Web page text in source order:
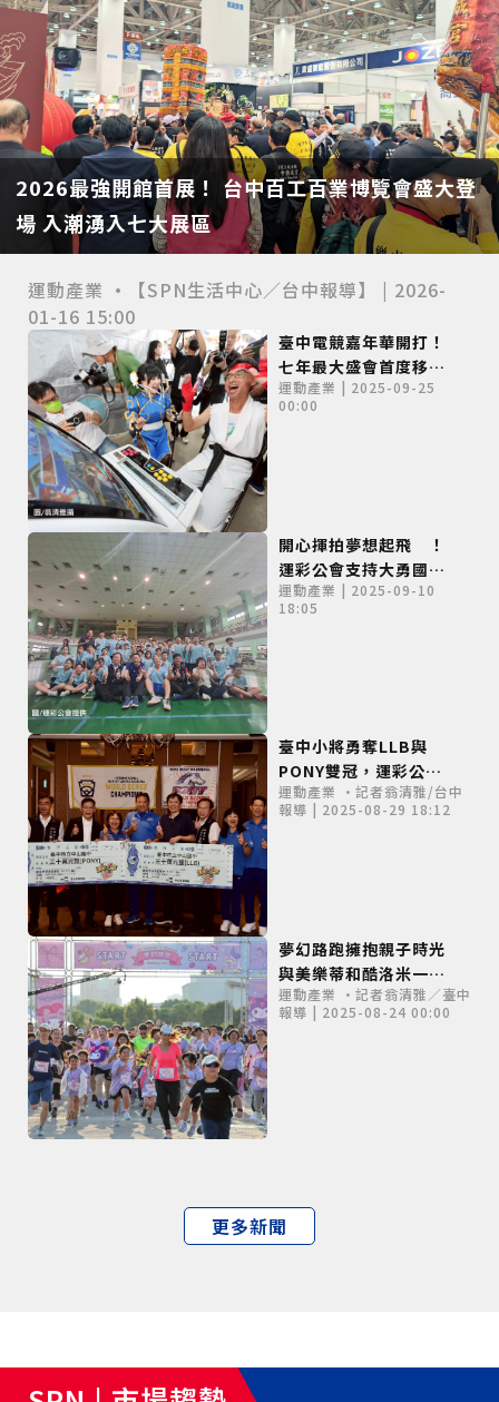
更多新聞
2026最強開館首展！ 台中百工百業博覽會盛大登
場 入潮湧入七大展區
運動產業 •【SPN生活中心／台中報導】 | 2026-
01-16 15:00
臺中電競嘉年華開打！
七年最大盛會首度移師
臺中車站 閃電狼、苔
苔熱力開戰
運動產業 | 2025-09-25
00:00
開心揮拍夢想起飛 ！
運彩公會支持大勇國小
羽球隊
運動產業 | 2025-09-10
18:05
臺中小將勇奪LLB與
PONY雙冠，運彩公會
慷慨頒發60萬獎金！
運動產業 •記者翁清雅/台中
報導 | 2025-08-29 18:12
夢幻路跑擁抱親子時光
與美樂蒂和酷洛米一同
奔向幸福！」
運動產業 •記者翁清雅／臺中
報導 | 2025-08-24 00:00
僅必需的Cookies 同意